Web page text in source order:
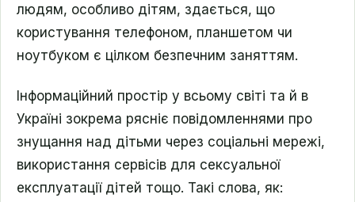
людям, особливо дітям, здається, що
користування телефоном, планшетом чи
ноутбуком є цілком безпечним заняттям.
Інформаційний простір у всьому світі та й в
Україні зокрема рясніє повідомленнями про
знущання над дітьми через соціальні мережі,
використання сервісів для сексуальної
експлуатації дітей тощо. Такі слова, як: